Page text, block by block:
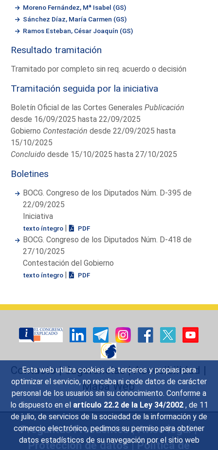
Esta web utiliza cookies de terceros y propias para
optimizar el servicio, no recaba ni cede datos de carácter
personal de los usuarios sin su conocimiento. Conforme a
lo dispuesto en el artículo 22.2 de la Ley 34/2002 , de 11
de julio, de servicios de la sociedad de la información y de
comercio electrónico, pedimos su permiso para obtener
datos estadísticos de su navegación por el sitio web
Moreno Fernández, Mª Isabel (GS)
Sánchez Díaz, María Carmen (GS)
Ramos Esteban, César Joaquín (GS)
Resultado tramitación
Tramitado por completo sin req. acuerdo o decisión
Tramitación seguida por la iniciativa
Boletín Oficial de las Cortes GeneralesPublicación
desde 16/09/2025 hasta 22/09/2025
Gobierno Contestación desde 22/09/2025 hasta
15/10/2025
Concluido desde 15/10/2025 hasta 27/10/2025
Boletines
BOCG. Congreso de los Diputados Núm. D-395 de
22/09/2025
Iniciativa
texto íntegro | PDF
BOCG. Congreso de los Diputados Núm. D-418 de
27/10/2025
Contestación del Gobierno
texto íntegro | PDF
Contacto|Sugerencias|Accesibilidad |
Mapa Web
Preguntas Frecuentes|Aviso legal|
Protección de datos|Política de